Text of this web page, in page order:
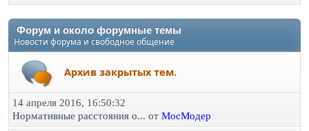
Форум и около форумные темы
Новости форума и свободное общение
Архив закрытых тем.
14 апреля 2016, 16:50:32
Нормативные расстояния о... от МосМодер